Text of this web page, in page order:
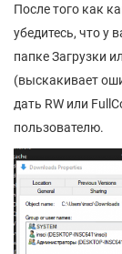
После того как
убедитесь, что у
папке Загрузки
(выскакивает
дать RW или
пользователю.